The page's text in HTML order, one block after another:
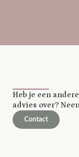
Heb je een
advies over?
Contact